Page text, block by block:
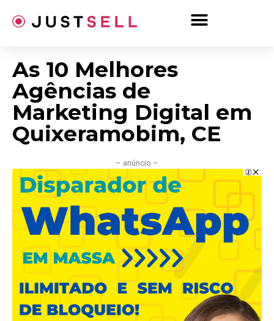
para
As 10 Melhores
Agências de
Marketing Digital em
Quixeramobim, CE
– anúncio –